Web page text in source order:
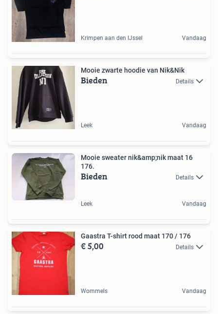
Krimpen aan den IJssel Vandaag
Mooie zwarte hoodie van Nik&Nik
Bieden Details
Leek Vandaag
Mooie sweater nik&amp;nik maat 16
176.
Bieden Details
Leek Vandaag
Gaastra T-shirt rood maat 170 / 176
€ 5,00 Details
Wommels Vandaag